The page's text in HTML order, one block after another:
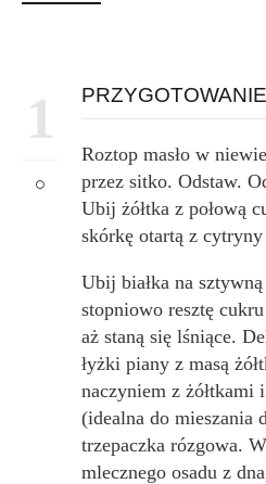
1
Roztop masło w
przez sitko. Odstaw.
Ubij żółtka z połową
skórkę otartą z
Ubij białka na
stopniowo resztę
aż staną się lśniące.
łyżki piany z masą
naczyniem z żółtkami
(idealna do mieszania
trzepaczka rózgowa.
mlecznego osadu z